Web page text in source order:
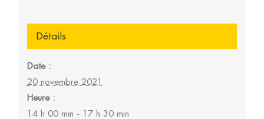
Détails
Date :
20 novembre 2021
Heure :
14 h 00 min - 17 h 30 min